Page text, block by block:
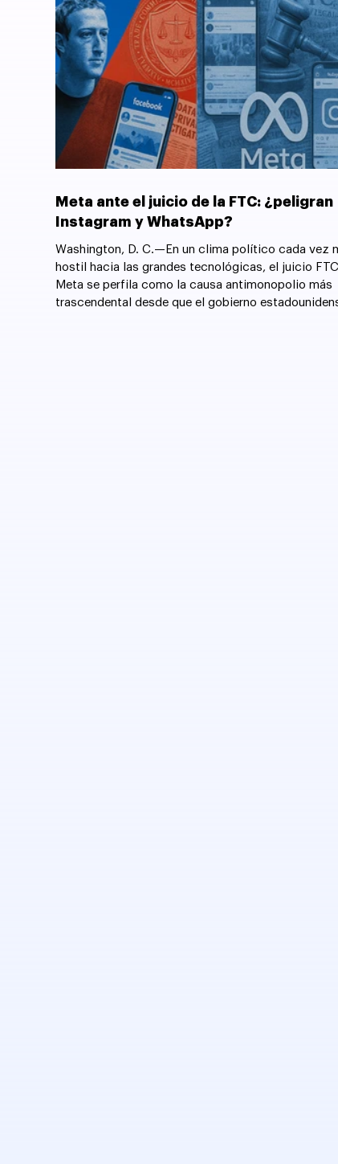
Meta ante el juicio de la FTC: ¿peligran
Instagram y WhatsApp?
Washington, D. C.—En un clima político cada vez
hostil hacia las grandes tecnológicas, el juicio
Meta se perfila como la causa antimonopolio más
trascendental desde que el gobierno